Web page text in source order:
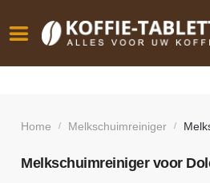
bij
Home / Melkschuimreiniger /
Melkschuimreiniger voor